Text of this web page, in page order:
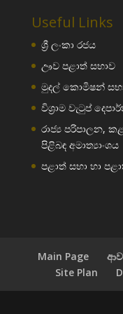
Useful Links
ශ්‍රී ලංකා රජය
ඌව පළාත් සභාව
මුදල් කොමිෂන්
විශ්‍රාම වැටුප්
රාජ්‍ය පරිපාලන,
පිළිබඳ අමාත්‍යාංශය
පළාත් සභා හා
Main Page
Site Plan